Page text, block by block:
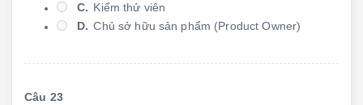
C. Kiểm thử viên
D. Chủ sở hữu sản phẩm (Product Owner)
Câu 23